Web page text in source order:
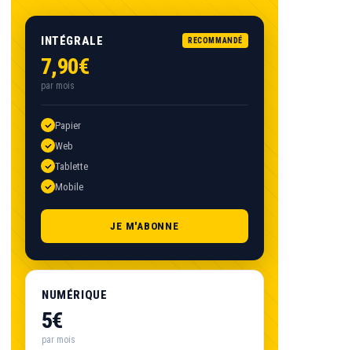
INTÉGRALE RECOMMANDÉ
7,90€
par mois
Papier
Web
Tablette
Mobile
JE M'ABONNE
NUMÉRIQUE
5€
par mois